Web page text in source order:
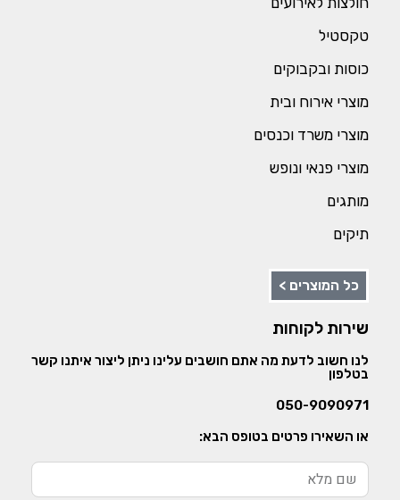
טקסטיל
כוסות ובקבוקים
מוצרי אירוח ובית
מוצרי משרד וכנסים
מוצרי פנאי ונופש
מותגים
תיקים
כל המוצרים >
שירות לקוחות
לנו חשוב לדעת מה אתם חושבים עלינו ניתן ליצור איתנו קשר
בטלפון
050-9090971
או השאירו פרטים בטופס הבא: